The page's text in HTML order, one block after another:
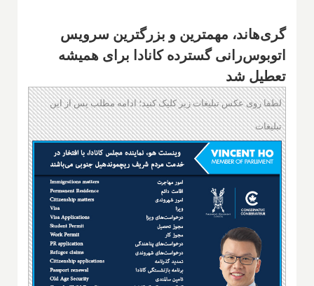
گری‌هاند، مهمترین و بزرگترین سرویس
اتوبوس‌رانی گسترده کانادا برای همیشه
تعطیل شد
لطفا روی عکس تبلیغات زیر کلیک کنید؛ ادامه مطلب پس از این
تبلیغات